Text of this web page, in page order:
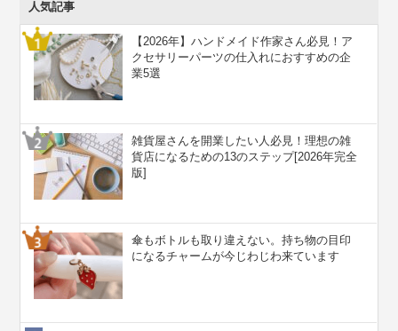
人気記事
【2026年】ハンドメイド作家さん必見！ア
クセサリーパーツの仕入れにおすすめの企
業5選
雑貨屋さんを開業したい人必見！理想の雑
貨店になるための13のステップ[2026年完全
版]
傘もボトルも取り違えない。持ち物の目印
になるチャームが今じわじわ来ています